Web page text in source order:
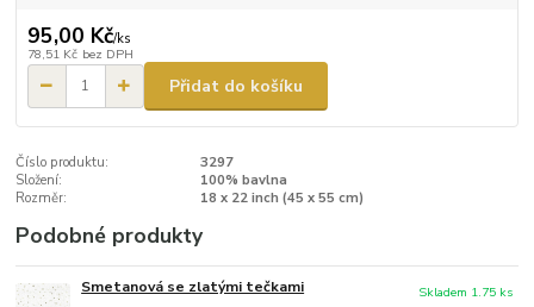
95,00 Kč/ks
78,51 Kč bez DPH
Přidat do košíku
Číslo produktu:
3297
Složení:
100% bavlna
Rozměr:
18 x 22 inch (45 x 55 cm)
Podobné produkty
Smetanová se zlatými tečkami
Skladem 1.75 ks